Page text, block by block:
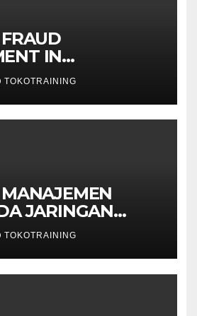
IN
TOKOTRAINING
JARINGAN
TOKOTRAINING